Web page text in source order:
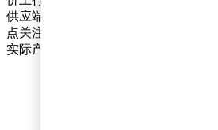
供应端偏紧格局未改，盘面价格中枢
点关注轮胎出口订单的实质性改善情
实际产量释放进度是否低于预期。